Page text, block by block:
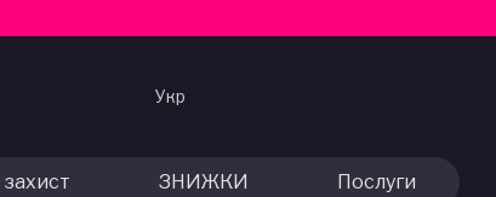
Укр
ЗНИЖКИ Послуги